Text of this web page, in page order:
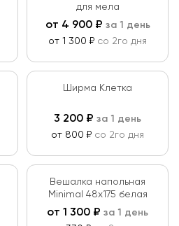
для мела
от 4 900₽ за 1 день
от 1 300 ₽ со 2го дня
Ширма Клетка
3 200 ₽ за 1 день
от 800 ₽ со 2го дня
Вешалка напольная
Minimal 48х175 белая
от 1 300 ₽ за 1 день